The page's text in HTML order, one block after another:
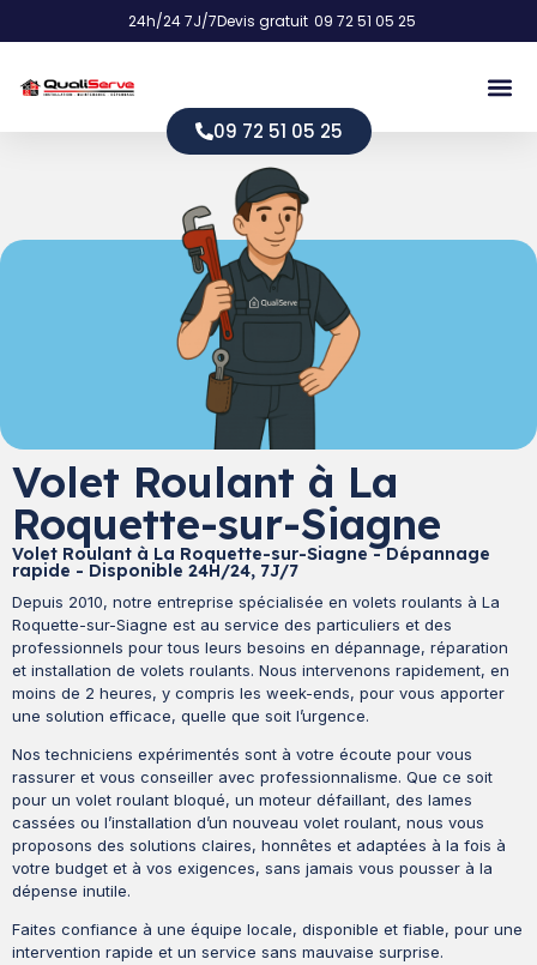
24h/24 7J/7Devis gratuit 09 72 51 05 25
09 72 51 05 25
Volet Roulant à La
Roquette-sur-Siagne
Volet Roulant à La Roquette-sur-Siagne - Dépannage
rapide - Disponible 24H/24, 7J/7
Depuis 2010, notre entreprise spécialisée en volets roulants à La
Roquette-sur-Siagne est au service des particuliers et des
professionnels pour tous leurs besoins en dépannage, réparation
et installation de volets roulants. Nous intervenons rapidement, en
moins de 2 heures, y compris les week-ends, pour vous apporter
une solution efficace, quelle que soit l’urgence.
Nos techniciens expérimentés sont à votre écoute pour vous
rassurer et vous conseiller avec professionnalisme. Que ce soit
pour un volet roulant bloqué, un moteur défaillant, des lames
cassées ou l’installation d’un nouveau volet roulant, nous vous
proposons des solutions claires, honnêtes et adaptées à la fois à
votre budget et à vos exigences, sans jamais vous pousser à la
dépense inutile.
Faites confiance à une équipe locale, disponible et fiable, pour une
intervention rapide et un service sans mauvaise surprise.